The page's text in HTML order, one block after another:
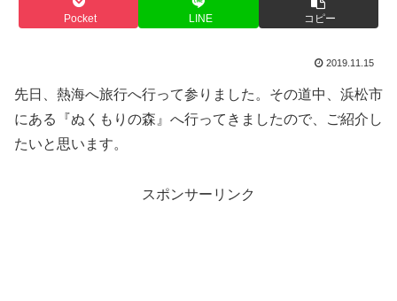
Pocket LINE コピー
2019.11.15
先日、熱海へ旅行へ行って参りました。その道中、浜松市
にある『ぬくもりの森』へ行ってきましたので、ご紹介し
たいと思います。
スポンサーリンク